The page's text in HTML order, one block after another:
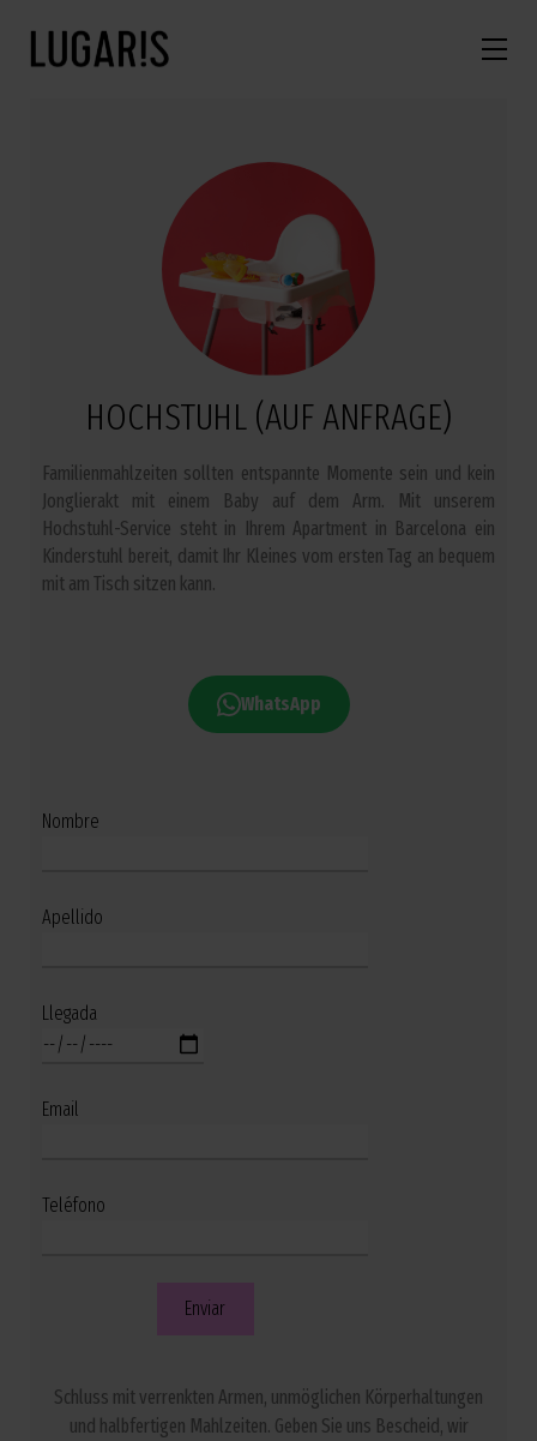
HOCHSTUHL (AUF ANFRAGE)
Familienmahlzeiten sollten entspannte Momente sein und kein
Jonglierakt mit einem Baby auf dem Arm. Mit unserem
Hochstuhl-Service steht in Ihrem Apartment in Barcelona ein
Kinderstuhl bereit, damit Ihr Kleines vom ersten Tag an bequem
mit am Tisch sitzen kann.
WhatsApp
Nombre
Apellido
Llegada
Email
Teléfono
Schluss mit verrenkten Armen, unmöglichen Körperhaltungen
und halbfertigen Mahlzeiten. Geben Sie uns Bescheid, wir